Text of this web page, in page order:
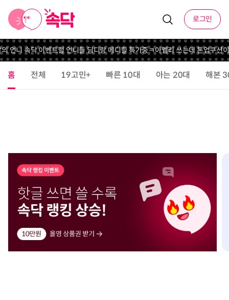
로그인
언니 속닥 이벤트헐 언니들 딤디랑 메디힐 특가중ㅋ아멜리 쓰는데 톤업쿠션이
홈 전체 19고민+ 빠른 10대 아는 20대 해본